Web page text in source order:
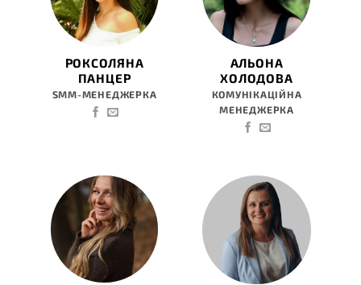
РОКСОЛЯНА
ПАНЦЕР
SMM-МЕНЕДЖЕРКА
АЛЬОНА
ХОЛОДОВА
КОМУНІКАЦІЙНА
МЕНЕДЖЕРКА